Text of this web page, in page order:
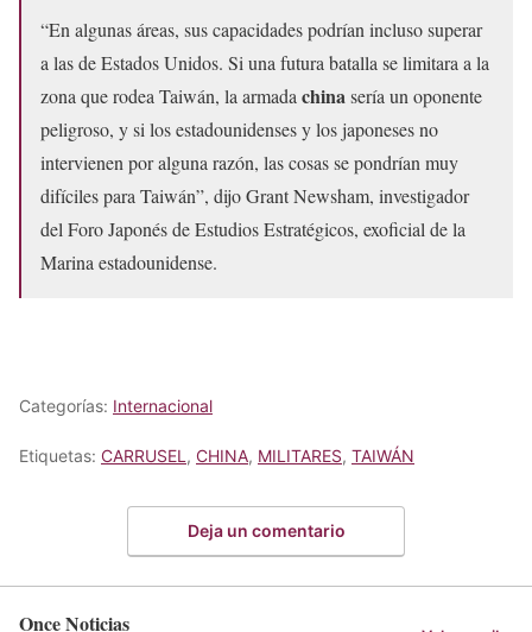
“En algunas áreas, sus capacidades podrían incluso superar
a las de Estados Unidos. Si una futura batalla se limitara a la
zona que rodea Taiwán, la armadachinasería un oponente
peligroso, y si los estadounidenses y los japoneses no
intervienen por alguna razón, las cosas se pondrían muy
difíciles para Taiwán”, dijo Grant Newsham, investigador
del Foro Japonés de Estudios Estratégicos, exoficial de la
Marina estadounidense.
Categorías: Internacional
Etiquetas: CARRUSEL , CHINA, MILITARES, TAIWÁN
Deja un comentario
Once Noticias